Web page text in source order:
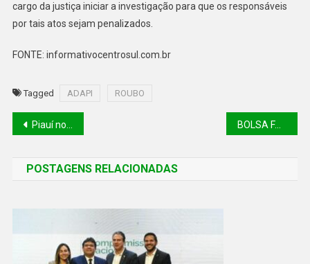
cargo da justiça iniciar a investigação para que os responsáveis
por tais atos sejam penalizados.
FONTE: informativocentrosul.com.br
Tagged ADAPI ROUBO
Piauí no top 10 dos Estados com maior proporção de alunos do ensino médio em escolas de tempo integral. BOLSA FAMÍLIA DE MARÇO: VALOR MAIOR PARA ALGUNS E CORTE PARA QUEM MORA SOZINHO
POSTAGENS RELACIONADAS